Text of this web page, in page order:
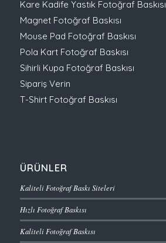
Kare Kadife Yastık Fotoğraf Baskısı
Magnet Fotoğraf Baskısı
Mouse Pad Fotoğraf Baskısı
Pola Kart Fotoğraf Baskısı
Sihirli Kupa Fotoğraf Baskısı
Sipariş Verin
T-Shirt Fotoğraf Baskısı
ÜRÜNLER
Kaliteli Fotoğraf Baskı Siteleri
Hızlı Fotoğraf Baskısı
Kaliteli Fotoğraf Baskısı